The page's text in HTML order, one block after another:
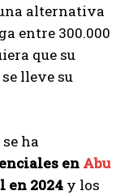
alternativa
entre 300.000
que su
lleve su
ha
en Abu
en 2024 y los